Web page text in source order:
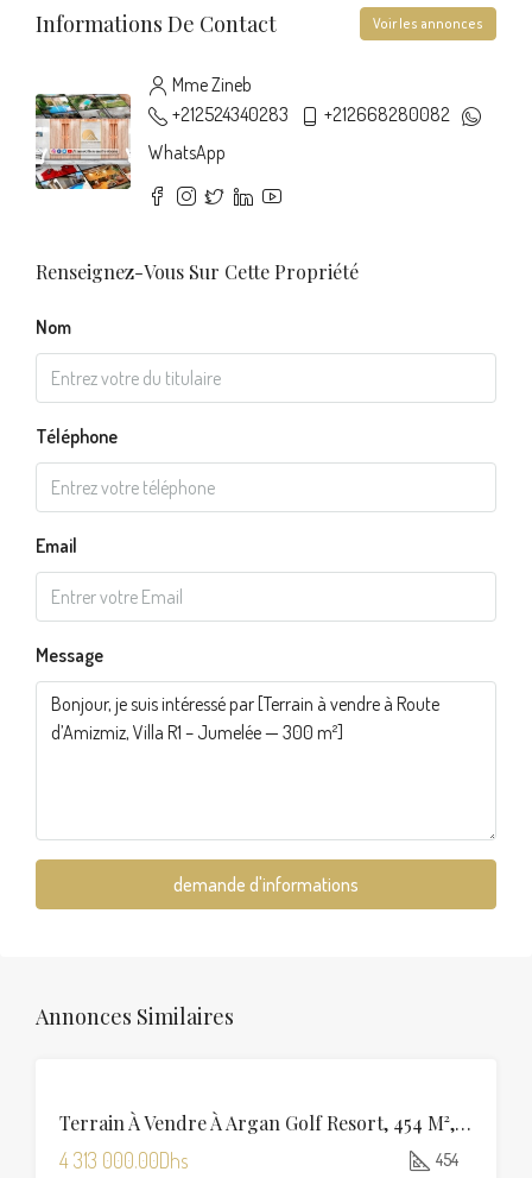
Informations De Contact Voir les annonces
Mme Zineb
+212524340283
+212668280082
WhatsApp
Renseignez-Vous Sur Cette Propriété
Nom
Téléphone
Email
Message
demande d'informations
Annonces Similaires
Terrain À Vendre À Argan Golf Resort, 454 M², Marrakech
4 313 000.00Dhs 454